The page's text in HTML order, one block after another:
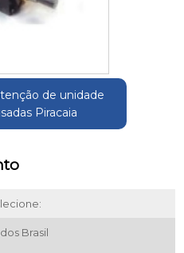
de unidade
Piracaia
Brasil